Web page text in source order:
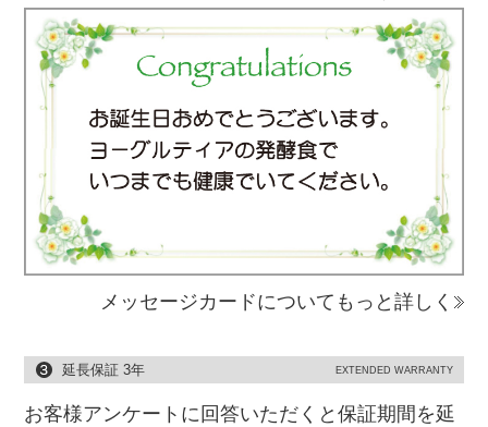
メッセージカードについてもっと詳しく
延長保証 3年 EXTENDED WARRANTY
お客様アンケートに回答いただくと保証期間を延